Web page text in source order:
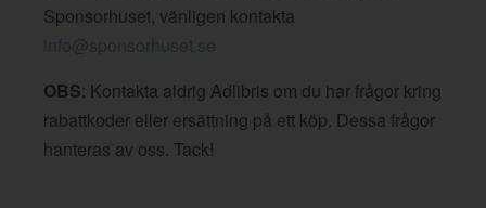
Sponsorhuset, vänligen kontakta
info@sponsorhuset.se
OBS: Kontakta aldrig Adlibris om du har frågor kring
rabattkoder eller ersättning på ett köp. Dessa frågor
hanteras av oss. Tack!